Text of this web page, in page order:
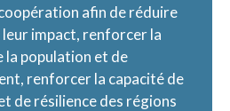
afin de réduire
leur impact, renforcer la
population et de
renforcer la capacité de
de résilience des régions